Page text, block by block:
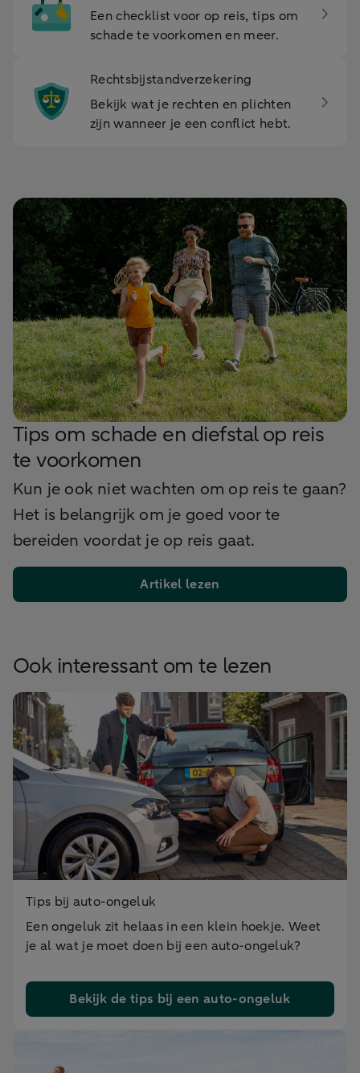
Een checklist voor op reis, tips om
schade te voorkomen en meer.
Rechtsbijstandverzekering
Bekijk wat je rechten en plichten
zijn wanneer je een conflict hebt.
Tips om schade en diefstal op reis
te voorkomen
Kun je ook niet wachten om op reis te gaan?
Het is belangrijk om je goed voor te
bereiden voordat je op reis gaat.
Artikel lezen
Ook interessant om te lezen
Tips bij auto-ongeluk
Een ongeluk zit helaas in een klein hoekje. Weet
je al wat je moet doen bij een auto-ongeluk?
Bekijk de tips bij een auto-ongeluk